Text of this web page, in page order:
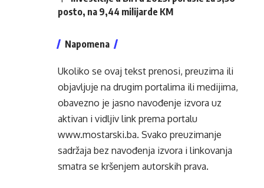
posto, na 9,44 milijarde KM
Napomena
Ukoliko se ovaj tekst prenosi, preuzima ili
objavljuje na drugim portalima ili medijima,
obavezno je jasno navođenje izvora uz
aktivan i vidljiv link prema portalu
www.mostarski.ba. Svako preuzimanje
sadržaja bez navođenja izvora i linkovanja
smatra se kršenjem autorskih prava.